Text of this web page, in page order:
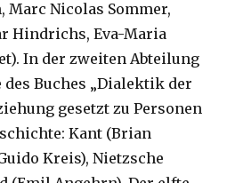
Marc Nicolas Sommer,
Hindrichs, Eva-Maria
In der zweiten Abteilung
Buches „Dialektik der
gesetzt zu Personen
Kant (Brian
Kreis), Nietzsche